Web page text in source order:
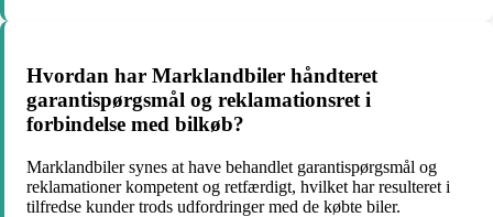
Hvordan har Marklandbiler håndteret
garantispørgsmål og reklamationsret i
forbindelse med bilkøb?
Marklandbiler synes at have behandlet garantispørgsmål og
reklamationer kompetent og retfærdigt, hvilket har resulteret i
tilfredse kunder trods udfordringer med de købte biler.